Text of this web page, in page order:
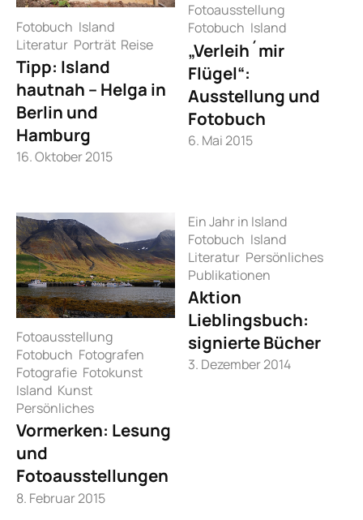
Fotobuch Island
Literatur Porträt Reise
Tipp: Island
hautnah – Helga in
Berlin und
Hamburg
16. Oktober 2015
Fotoausstellung
Fotobuch Island
„Verleih´mir
Flügel“:
Ausstellung und
Fotobuch
6. Mai 2015
Fotoausstellung
Fotobuch Fotografen
Fotografie Fotokunst
Island Kunst
Persönliches
Vormerken: Lesung
und
Fotoausstellungen
8. Februar 2015
Ein Jahr in Island
Fotobuch Island
Literatur Persönliches
Publikationen
Aktion
Lieblingsbuch:
signierte Bücher
3. Dezember 2014